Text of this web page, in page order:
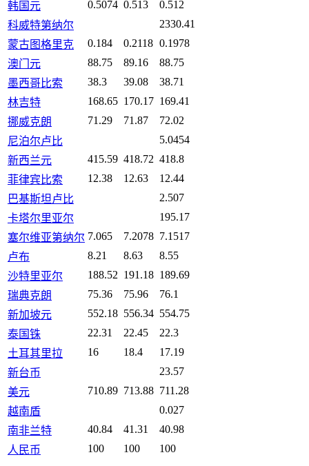
韩国元 0.5074 0.513
0.512
科威特第纳尔
2330.41
蒙古图格里克
0.184 0.2118 0.1978
澳门元
88.75 89.16
88.75
墨西哥比索
38.3 39.08
38.71
林吉特
168.65 170.17 169.41
挪威克朗
71.29 71.87
72.02
尼泊尔卢比
5.0454
新西兰元
415.59 418.72 418.8
菲律宾比索
12.38 12.63
12.44
巴基斯坦卢比
2.507
卡塔尔里亚尔
195.17
塞尔维亚第纳尔 7.065 7.2078 7.1517
卢布
8.21 8.63
8.55
沙特里亚尔
188.52 191.18 189.69
瑞典克朗
75.36 75.96
76.1
新加坡元
552.18 556.34 554.75
泰国铢
22.31 22.45
22.3
土耳其里拉
16 18.4
17.19
新台币
23.57
美元
710.89 713.88 711.28
越南盾
0.027
南非兰特
40.84 41.31
40.98
人民币
100 100 100